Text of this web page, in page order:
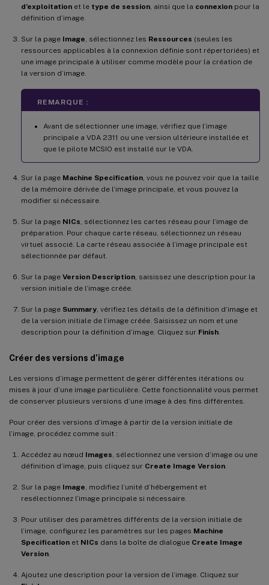
d’exploitation et le type de session , ainsi que la connexion pour la
définition d’image.
Sur la page Image , sélectionnez les Ressources (seules les
ressources applicables à la connexion définie sont répertoriées) et
une image principale à utiliser comme modèle pour la création de
la version d’image.
REMARQUE :
Avant de sélectionner une image, vérifiez que l’image
principale a VDA 2311 ou une version ultérieure installée et
que le pilote MCSIO est installé sur le VDA.
Sur la page Machine Specification , vous ne pouvez voir que la taille
de la mémoire dérivée de l’image principale, et vous pouvez la
modifier si nécessaire.
Sur la page NICs , sélectionnez les cartes réseau pour l’image de
préparation. Pour chaque carte réseau, sélectionnez un réseau
virtuel associé. La carte réseau associée à l’image principale est
sélectionnée par défaut.
Sur la page Version Description , saisissez une description pour la
version initiale de l’image créée.
Sur la page Summary , vérifiez les détails de la définition d’image et
de la version initiale de l’image créée. Saisissez un nom et une
description pour la définition d’image. Cliquez sur Finish
Créer des versions d’image
Les versions d’image permettent de gérer différentes itérations ou
mises à jour d’une image particulière. Cette fonctionnalité vous permet
de conserver plusieurs versions d’une image à des fins différentes.
Pour créer des versions d’image à partir de la version initiale de
l’image, procédez comme suit :
Accédez au nœud Images , sélectionnez une version d’image ou une
définition d’image, puis cliquez sur Create Image Version
Sur la page Image , modifiez l’unité d’hébergement et
resélectionnez l’image principale si nécessaire.
Pour utiliser des paramètres différents de la version initiale de
l’image, configurez les paramètres sur les pages Machine
Specification et NICs dans la boîte de dialogue Create Image
Version
Ajoutez une description pour la version de l’image. Cliquez sur